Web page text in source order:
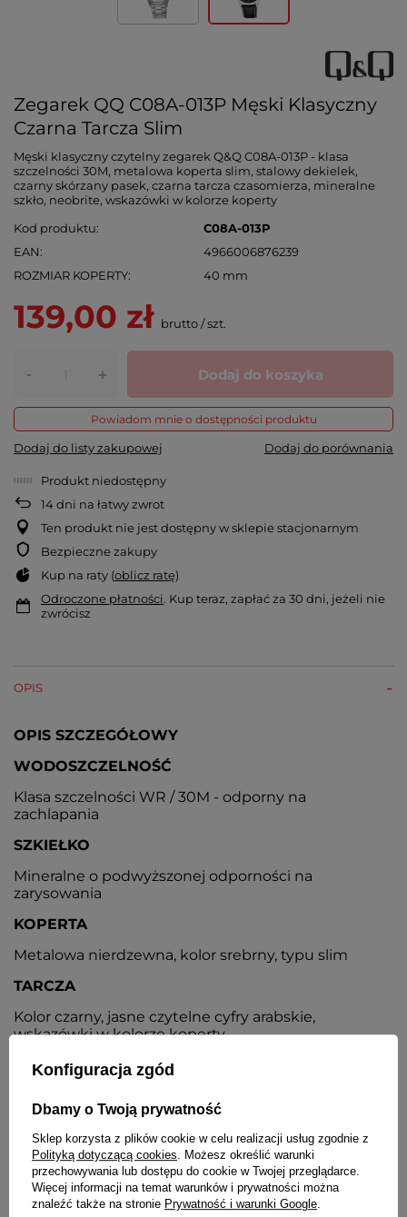
Zegarek QQ C08A-013P Męski Klasyczny
Czarna Tarcza Slim
Męski klasyczny czytelny zegarek Q&Q C08A-013P - klasa
szczelności 30M, metalowa koperta slim, stalowy dekielek,
czarny skórzany pasek, czarna tarcza czasomierza, mineralne
szkło, neobrite, wskazówki w kolorze koperty
Kod produktu
C08A-013P
EAN
4966006876239
ROZMIAR KOPERTY
40 mm
139,00 zł brutto/szt.
- + Dodaj do koszyka
Powiadom mnie o dostępności produktu
Dodaj do listy zakupowej Dodaj do porównania
Produkt niedostępny
14dni na łatwy zwrot
Ten produkt nie jest dostępny w sklepie stacjonarnym
Bezpieczne zakupy
Kup na raty (oblicz ratę)
Odroczone płatności. Kup teraz, zapłać za 30 dni, jeżeli nie
zwrócisz
OPIS
OPIS SZCZEGÓŁOWY
WODOSZCZELNOŚĆ
Klasa szczelności WR / 30M - odporny na
zachlapania
SZKIEŁKO
Mineralne o podwyższonej odporności na
zarysowania
KOPERTA
Metalowa nierdzewna, kolor srebrny, typu slim
TARCZA
Kolor czarny, jasne czytelne cyfry arabskie,
wskazówki w kolorze koperty
NEOBRITE
delikatne świecenie w ciemności
PASEK
Ze skóry naturalnej w kolorze czarnym, przeszywany
białą nicią
Konfiguracja zgód
Dbamy o Twoją prywatność
Sklep korzysta z plików cookie w celu realizacji usług zgodnie z
Polityką dotyczącą cookies . Możesz określić warunki
przechowywania lub dostępu do cookie w Twojej przeglądarce.
Więcej informacji na temat warunków i prywatności można
znaleźć także na stronie Prywatność i warunki Google